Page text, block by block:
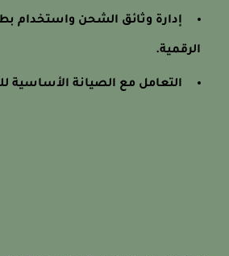
إدارة وثائق الشحن واستخدام
الرقمية.
التعامل مع الصيانة الأساسية